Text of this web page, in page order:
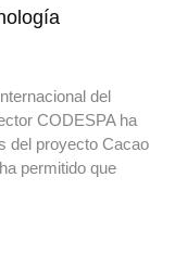
del
CODESPA ha
del proyecto Cacao
permitido que